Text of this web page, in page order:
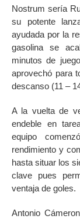
Nostrum sería
su potente
ayudada por la
gasolina se
minutos de
aprovechó para
descanso (11 –
A la vuelta de
endeble en
equipo
rendimiento y
hasta situar los
clave pues
ventaja de goles.
Antonio